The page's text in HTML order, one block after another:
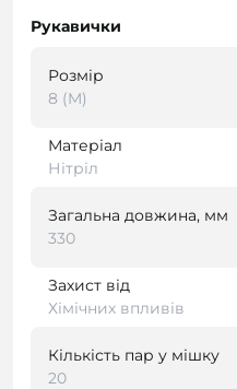
Рукавички
Розмір
8 (M)
Матеріал
Нітріл
Загальна довжина, мм
330
Захист від
Хімічних впливів
Кількість пар у мішку
20